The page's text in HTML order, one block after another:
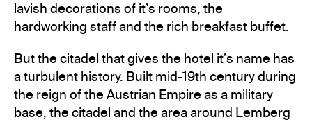
lavish decorations of it’s rooms, the
hardworking staff and the rich breakfast buffet.
But the citadel that gives the hotel it’s name has
a turbulent history. Built mid-19th century during
the reign of the Austrian Empire as a military
base, the citadel and the area around Lemberg